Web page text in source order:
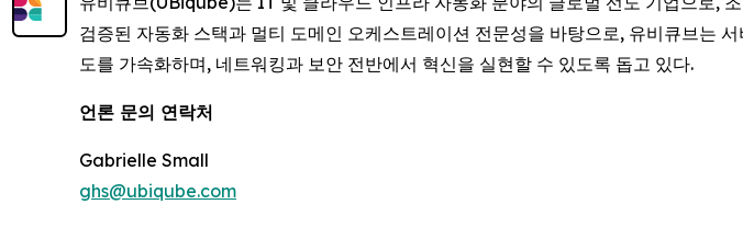
검증된 자동화 스택과 멀티 도메인 오케스트레이션 전문성을 바탕으로, 유비큐브는
도를 가속화하며, 네트워킹과 보안 전반에서 혁신을 실현할 수 있도록 돕고 있다.
언론 문의 연락처
Gabrielle Small
ghs@ubiqube.com